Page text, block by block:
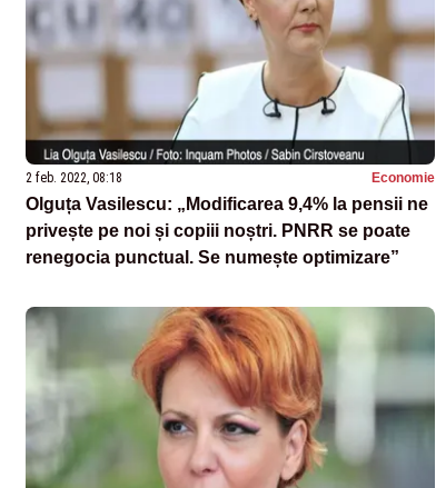
2 feb. 2022, 08:18 Economie
Olguța Vasilescu: „Modificarea 9,4% la pensii ne
privește pe noi și copiii noștri. PNRR se poate
renegocia punctual. Se numește optimizare”